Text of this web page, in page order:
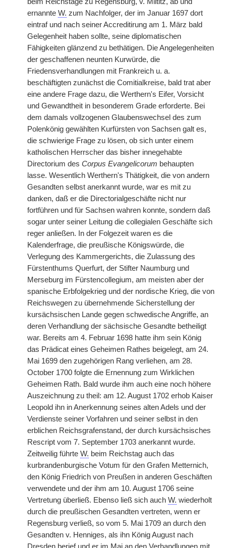
ernannte W. zum Nachfolger, der im Januar 1697 dort
eintraf und nach seiner Accreditirung am 1. März bald
Gelegenheit haben sollte, seine diplomatischen
Fähigkeiten glänzend zu bethätigen. Die Angelegenheiten
der geschaffenen neunten Kurwürde, die
Friedensverhandlungen mit Frankreich u. a.
beschäftigten zunächst die Comitialkreise, bald trat aber
eine andere Frage dazu, die Werthern's Eifer, Vorsicht
und Gewandtheit in besonderem Grade erforderte. Bei
dem damals vollzogenen Glaubenswechsel des zum
Polenkönig gewählten Kurfürsten von Sachsen galt es,
die schwierige Frage zu lösen, ob sich unter einem
katholischen Herrscher das bisher innegehabte
Directorium des Corpus Evangelicorum behaupten
lasse. Wesentlich Werthern's Thätigkeit, die von andern
Gesandten selbst anerkannt wurde, war es mit zu
danken, daß er die Directorialgeschäfte nicht nur
fortführen und für Sachsen wahren konnte, sondern daß
sogar unter seiner Leitung die collegialen Geschäfte sich
reger anließen. In der Folgezeit waren es die
Kalenderfrage, die preußische Königswürde, die
Verlegung des Kammergerichts, die Zulassung des
Fürstenthums Querfurt, der Stifter Naumburg und
Merseburg im Fürstencollegium, am meisten aber der
spanische Erbfolgekrieg und der nordische Krieg, die von
Reichswegen zu übernehmende Sicherstellung der
kursächsischen Lande gegen schwedische Angriffe, an
deren Verhandlung der sächsische Gesandte betheiligt
war. Bereits am 4. Februar 1698 hatte ihm sein König
das Prädicat eines Geheimen Rathes beigelegt, am 24.
Mai 1699 den zugehörigen Rang verliehen, am 28.
October 1700 folgte die Ernennung zum Wirklichen
Geheimen Rath. Bald wurde ihm auch eine noch höhere
Auszeichnung zu theil: am 12. August 1702 erhob Kaiser
Leopold ihn in Anerkennung seines alten Adels und der
Verdienste seiner Vorfahren und seiner selbst in den
erblichen Reichsgrafenstand, der durch kursächsisches
Rescript vom 7. September 1703 anerkannt wurde.
Zeitweilig führte W. beim Reichstag auch das
kurbrandenburgische Votum für den Grafen Metternich,
den König Friedrich von Preußen in anderen Geschäften
verwendete und der ihm am 10. August 1706 seine
Vertretung überließ. Ebenso ließ sich auch W. wiederholt
durch die preußischen Gesandten vertreten, wenn er
Regensburg verließ, so vom 5. Mai 1709 an durch den
Gesandten v. Henniges, als ihn König August nach